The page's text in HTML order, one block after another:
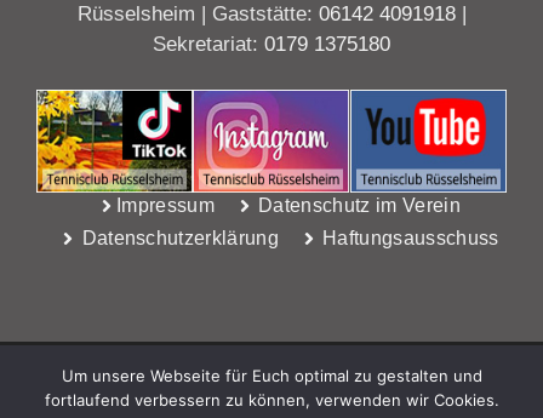
Rüsselsheim | Gaststätte: 06142 4091918|
Sekretariat: 0179 1375180
Impressum
Datenschutz im Verein
Datenschutzerklärung
Haftungsausschuss
Um unsere Webseite für Euch optimal zu gestalten und
fortlaufend verbessern zu können, verwenden wir Cookies.